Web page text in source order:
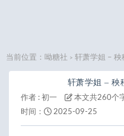
当前位置： 呦糖社 > 轩萧学姐 –
轩萧学姐 – 秧
作者 : 初一 本文共260个
时间：
2025-09-25